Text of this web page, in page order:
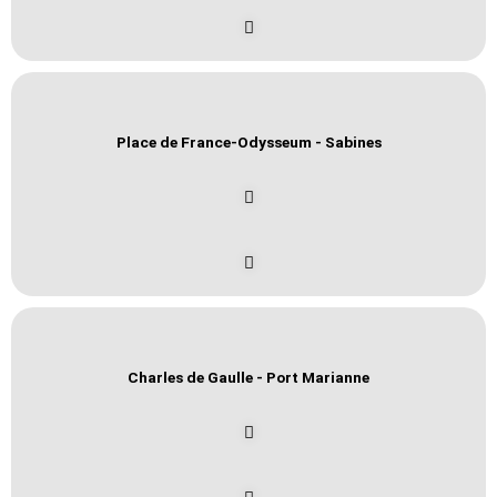
Place de France-Odysseum - Sabines
Charles de Gaulle - Port Marianne